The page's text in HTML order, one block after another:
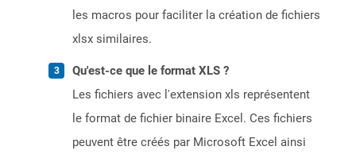
les macros pour faciliter la création de fichiers
xlsx similaires.
Qu'est-ce que le format XLS ?
Les fichiers avec l'extension xls représentent
le format de fichier binaire Excel. Ces fichiers
peuvent être créés par Microsoft Excel ainsi